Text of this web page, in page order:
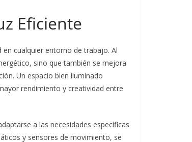
Eficiente
cualquier entorno de trabajo. Al
sino que también se mejora
Un espacio bien iluminado
rendimiento y creatividad entre
a las necesidades específicas
y sensores de movimiento, se